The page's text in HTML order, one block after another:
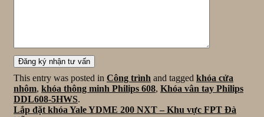
This entry was posted in Công trình and tagged khóa cửa
nhôm, khóa thông minh Philips 608, Khóa vân tay Philips
DDL608-5HWS.
Lắp đặt khóa Yale YDME 200 NXT – Khu vực FPT Đà